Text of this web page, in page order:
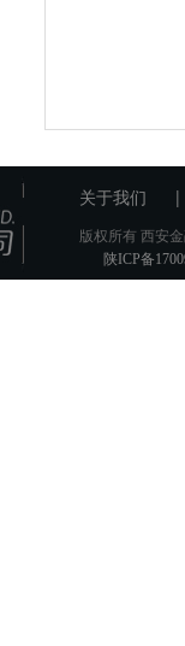
关于我们 |
版权所有 西安
陕ICP备